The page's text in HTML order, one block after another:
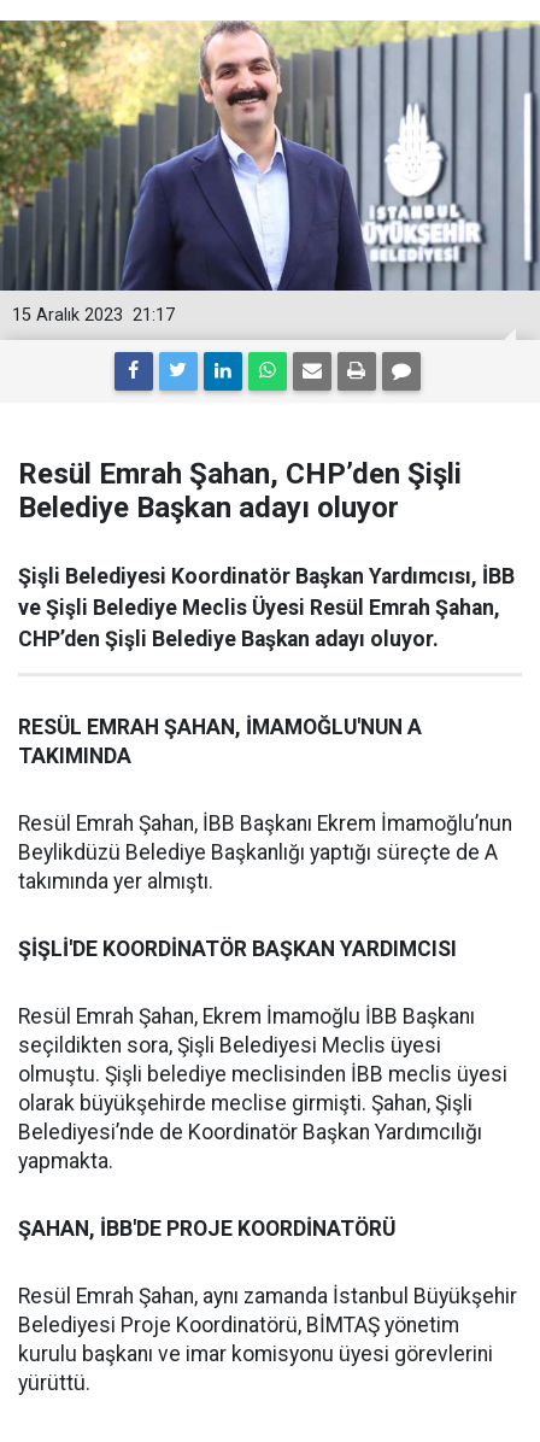
21:17
15 Aralık 2023
Resül Emrah Şahan, CHP’den Şişli
Belediye Başkan adayı oluyor
Şişli Belediyesi Koordinatör Başkan Yardımcısı, İBB
ve Şişli Belediye Meclis Üyesi Resül Emrah Şahan,
CHP’den Şişli Belediye Başkan adayı oluyor.
RESÜL EMRAH ŞAHAN, İMAMOĞLU'NUN A
TAKIMINDA
Resül Emrah Şahan, İBB Başkanı Ekrem İmamoğlu’nun
Beylikdüzü Belediye Başkanlığı yaptığı süreçte de A
takımında yer almıştı.
ŞİŞLİ'DE KOORDİNATÖR BAŞKAN YARDIMCISI
Resül Emrah Şahan, Ekrem İmamoğlu İBB Başkanı
seçildikten sora, Şişli Belediyesi Meclis üyesi
olmuştu. Şişli belediye meclisinden İBB meclis üyesi
olarak büyükşehirde meclise girmişti. Şahan, Şişli
Belediyesi’nde de Koordinatör Başkan Yardımcılığı
yapmakta.
ŞAHAN, İBB'DE PROJE KOORDİNATÖRÜ
Resül Emrah Şahan, aynı zamanda İstanbul Büyükşehir
Belediyesi Proje Koordinatörü, BİMTAŞ yönetim
kurulu başkanı ve imar komisyonu üyesi görevlerini
yürüttü.